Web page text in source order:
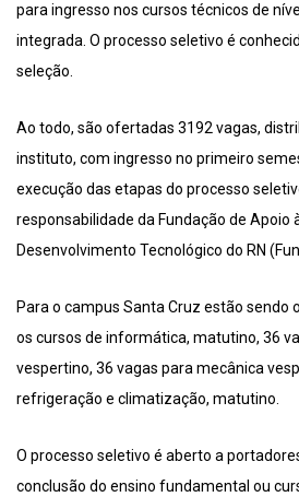
para ingresso nos cursos técnicos de
integrada. O processo seletivo é
seleção.
Ao todo, são ofertadas 3192 vagas,
instituto, com ingresso no primeiro
execução das etapas do processo
responsabilidade da Fundação de Apoio
Desenvolvimento Tecnológico do RN
Para o campus Santa Cruz estão sendo
os cursos de informática, matutino, 36
vespertino, 36 vagas para mecânica
refrigeração e climatização, matutino.
O processo seletivo é aberto a
conclusão do ensino fundamental ou